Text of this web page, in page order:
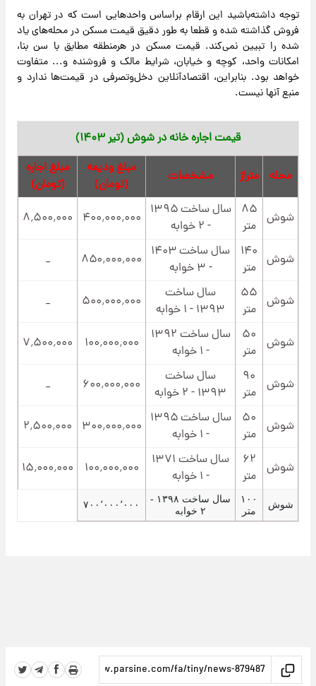
توجه داشته‌باشید این ارقام براساس واحدهایی است که در تهران به
فروش گذاشته شده و قطعا به طور دقیق قیمت مسکن در محله‌های یاد
شده را تبیین نمی‌کند. قیمت مسکن در هرمنطقه مطابق با سن بنا،
امکانات واحد، کوچه و خیابان، شرایط مالک و فروشنده و... متفاوت
خواهد بود. بنابراین، اقتصادآنلاین دخل‌وتصرفی در قیمت‌ها ندارد و
منبع آنها نیست.
قیمت اجاره خانه در شوش(تیر ۱۴۰۳)
محله متراژ مشخصات
مبلغ ودیعه
(تومان)
مبلغ اجاره
(تومان)
شوش ۸۵
متر
سال ساخت ۱۳۹۵
- ۲ خوابه
۴۰۰٬۰۰۰٬۰۰۰ ۸٬۵۰۰٬۰۰۰
شوش ۱۴۰
متر
سال ساخت ۱۴۰۳
- ۳ خوابه
۸۵۰٬۰۰۰٬۰۰۰ _
شوش ۵۵
متر
سال ساخت
۱۳۹۳ - ۱ خوابه
۵۰۰٬۰۰۰٬۰۰۰ _
شوش
۵۰
متر
سال ساخت ۱۳۹۲
- ۱ خوابه
۱۰۰٬۰۰۰٬۰۰۰ ۷٬۵۰۰٬۰۰۰
شوش
۹۰
متر
سال ساخت
۱۳۹۳ - ۲ خوابه
۶۰۰٬۰۰۰٬۰۰۰ _
شوش
۵۰
متر
سال ساخت ۱۳۹۵
- ۱ خوابه
۳۰۰٬۰۰۰٬۰۰۰ ۲٬۵۰۰٬۰۰۰
شوش
۶۲
متر
سال ساخت ۱۳۷۱
- ۱ خوابه
۱۰۰٬۰۰۰٬۰۰۰ ۱۵٬۰۰۰٬۰۰۰
شوش
۱۰۰
متر
سال ساخت ۱۳۹۸ -
۲ خوابه
۷۰۰٬۰۰۰٬۰۰۰